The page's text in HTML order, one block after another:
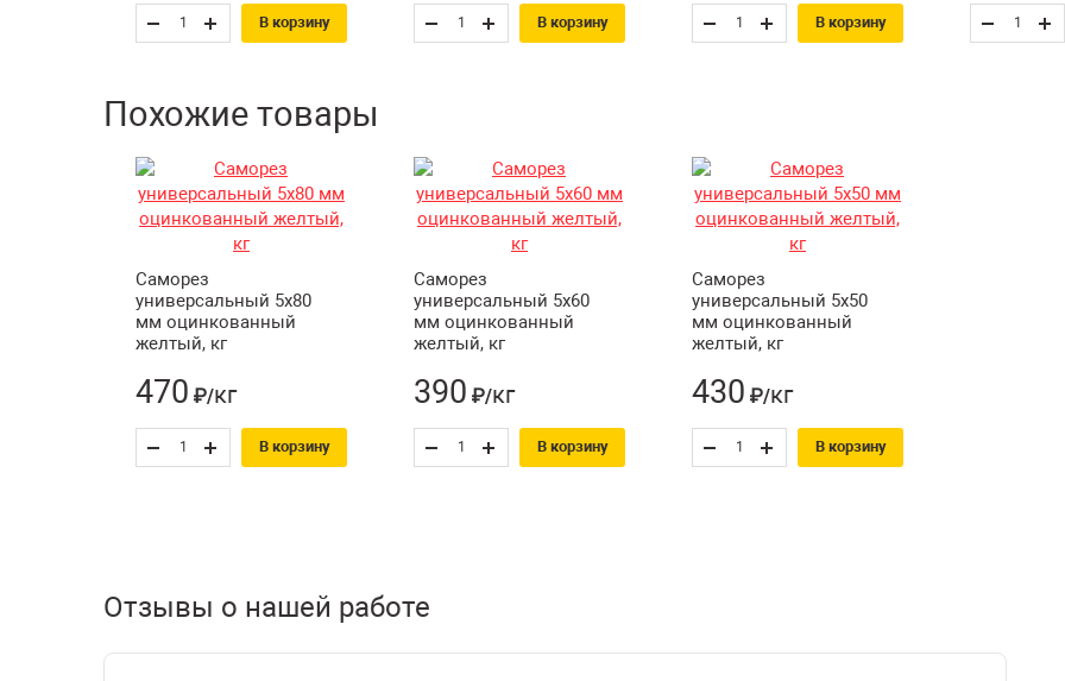
В корзину В корзину В корзину
Похожие товары
Саморез
универсальный 5х80
мм оцинкованный
желтый, кг
470 ₽/кг
В корзину
Саморез
универсальный 5х60
мм оцинкованный
желтый, кг
390 ₽/кг
В корзину
Саморез
универсальный 5х50
мм оцинкованный
желтый, кг
430 ₽/кг
В корзину
Отзывы о нашей работе